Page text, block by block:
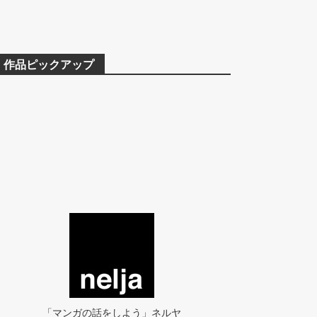
作品ピックアップ
「マンガの話をしよう」ネルヤ